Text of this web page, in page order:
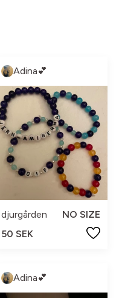
Adina💕
djurgården
NO SIZE
50 SEK
Adina💕